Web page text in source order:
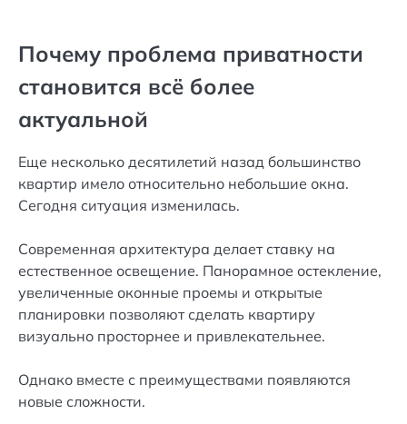
Почему проблема приватности
становится всё более
актуальной
Еще несколько десятилетий назад большинство
квартир имело относительно небольшие окна.
Сегодня ситуация изменилась.
Современная архитектура делает ставку на
естественное освещение. Панорамное остекление,
увеличенные оконные проемы и открытые
планировки позволяют сделать квартиру
визуально просторнее и привлекательнее.
Однако вместе с преимуществами появляются
новые сложности.